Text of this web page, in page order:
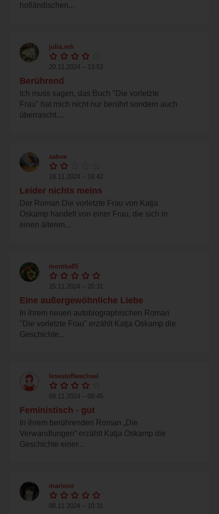
holländischen...
julia.mh
20.11.2024 – 13:53
Berührend
Ich muss sagen, das Buch "Die vorletzte
Frau" hat mich nicht nur berührt sondern auch
überrascht....
saboe
18.11.2024 – 16:42
Leider nichts meins
Der Roman Die vorletzte Frau von Katja
Oskamp handelt von einer Frau, die sich in
einen älteren...
monika85
15.11.2024 – 20:31
Eine außergewöhnliche Liebe
In ihrem neuen autobiographischen Roman
"Die vorletzte Frau" erzählt Katja Oskamp die
Geschichte...
lesestoffwechsel
09.11.2024 – 09:45
Feministisch - gut
In ihrem berührenden Roman „Die
Verwandlungen“ erzählt Katja Oskamp die
Geschichte einer...
marieon
08.11.2024 – 10:31